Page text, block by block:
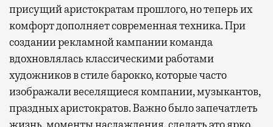
присущий аристократам прошлого, но теперь их
комфорт дополняет современная техника. При
создании рекламной кампании команда
вдохновлялась классическими работами
художников в стиле барокко, которые часто
изображали веселящиеся компании, музыкантов,
праздных аристократов. Важно было запечатлеть
жизнь, моменты наслаждения, сделать это ярко,